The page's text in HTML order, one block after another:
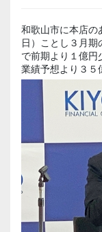
和歌山市に本店の
日）ことし３月期
で前期より１億円
業績予想より３５